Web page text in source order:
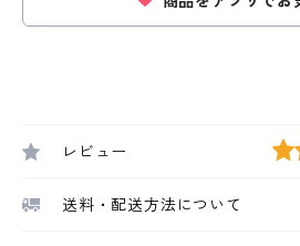
レビュー
送料・配送方法について